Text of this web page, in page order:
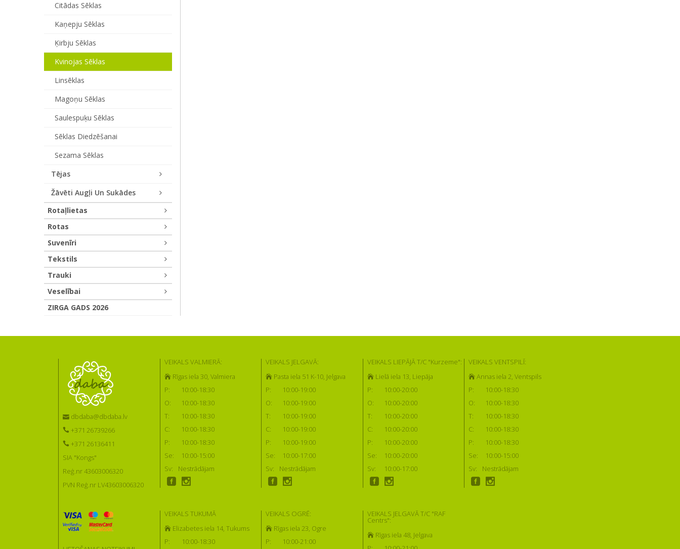
Citādas Sēklas
Kaņepju Sēklas
Ķirbju Sēklas
Kvinojas Sēklas
Linsēklas
Magoņu Sēklas
Saulespuķu Sēklas
Sēklas Diedzēšanai
Sezama Sēklas
Tējas
Žāvēti Augļi Un Sukādes
Rotaļlietas
Rotas
Suvenīri
Tekstils
Trauki
Veselībai
ZIRGA GADS 2026
dbdaba@dbdaba.lv
+371 26739266
+371 26136411
SIA "Kongs"
Reģ.nr 43603006320
PVN Reģ.nr LV43603006320
VEIKALS VALMIERĀ:
Rīgas iela 30, Valmiera
P:
10:00-18:30
O:
10:00-18:30
T:
10:00-18:30
C:
10:00-18:30
P:
10:00-18:30
Se:
10:00-15:00
Sv:
Nestrādājam
VEIKALS JELGAVĀ:
Pasta iela 51 K-10, Jelgava
P:
10:00-19:00
O:
10:00-19:00
T:
10:00-19:00
C:
10:00-19:00
P:
10:00-19:00
Se:
10:00-17:00
Sv:
Nestrādājam
VEIKALS LIEPĀJĀ T/C "Kurzeme":
Lielā iela 13, Liepāja
P:
10:00-20:00
O:
10:00-20:00
T:
10:00-20:00
C:
10:00-20:00
P:
10:00-20:00
Se:
10:00-20:00
Sv:
10:00-17:00
VEIKALS VENTSPILĪ:
Annas iela 2, Ventspils
P:
10:00-18:30
O:
10:00-18:30
T:
10:00-18:30
C:
10:00-18:30
P:
10:00-18:30
Se:
10:00-15:00
Sv:
Nestrādājam
VEIKALS TUKUMĀ
Elizabetes iela 14, Tukums
P:
10:00-18:30
VEIKALS OGRĒ:
Rīgas iela 23, Ogre
P:
10:00-21:00
VEIKALS JELGAVĀ T/C "RAF
Centrs":
Rīgas iela 48, Jelgava